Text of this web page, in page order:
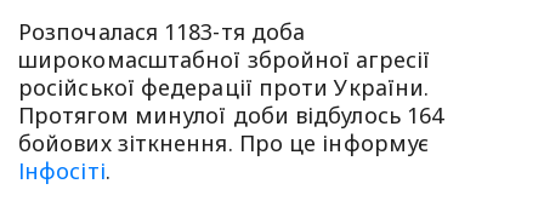
Розпочалася 1183-тя доба
широкомасштабної збройної агресії
російської федерації проти України.
Протягом минулої доби відбулось 164
бойових зіткнення. Про це інформує
Інфосіті.